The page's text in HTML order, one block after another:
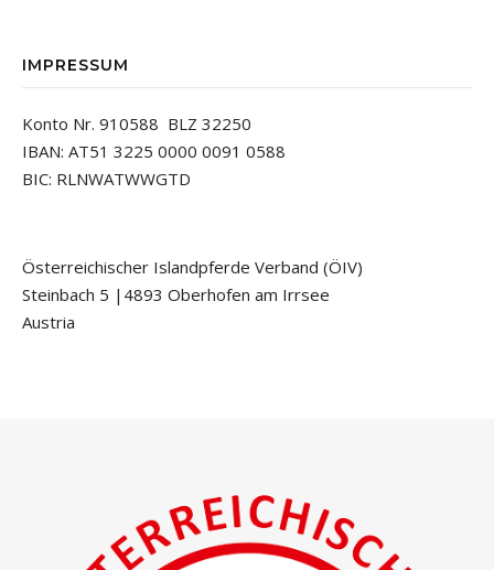
IMPRESSUM
Konto Nr. 910588 BLZ 32250
IBAN: AT51 3225 0000 0091 0588
BIC: RLNWATWWGTD
Österreichischer Islandpferde Verband (ÖIV)
Steinbach 5 |4893 Oberhofen am Irrsee
Austria